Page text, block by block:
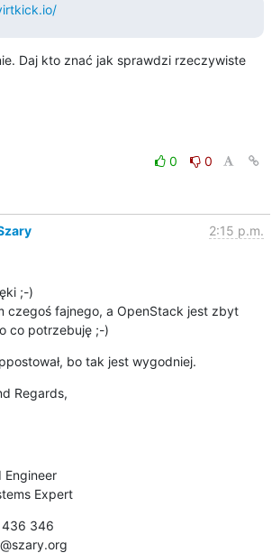
Daj kto znać jak sprawdzi rzeczywiste
0
0
2:15 p.m.
;-)
czegoś fajnego, a OpenStack jest zbyt
co potrzebuję ;-)
bo tak jest wygodniej.
Regards,
Engineer
Expert
346